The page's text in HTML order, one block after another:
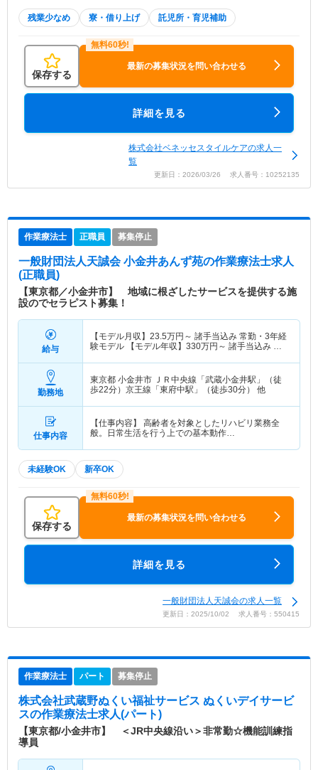
残業少なめ 寮・借り上げ 託児所・育児補助
保存する
最新の募集状況を問い合わせる
詳細を見る
株式会社ベネッセスタイルケアの求人一
覧
更新日：2026/03/26 求人番号：10252135
作業療法士 正職員 募集停止
一般財団法人天誠会 小金井あんず苑の作業療法士求人
(正職員)
【東京都／小金井市】 地域に根ざしたサービスを提供する施
設のでセラピスト募集！
給与
【モデル月収】 23.5万円～ 諸手当込み 常勤・3年経
験モデル 【モデル年収】 330万円～ 諸手当込み 常
勤務地
東京都 小金井市 ＪＲ中央線「武蔵小金井駅」（徒
歩22分）京王線「東府中駅」（徒歩30分） 他
仕事内容
【仕事内容】 高齢者を対象としたリハビリ業務全
般。日常生活を行う上での基本動作…
未経験OK 新卒OK
保存する
最新の募集状況を問い合わせる
詳細を見る
一般財団法人天誠会の求人一覧
更新日：2025/10/02 求人番号：550415
作業療法士 パート 募集停止
株式会社武蔵野ぬくい福祉サービス ぬくいデイサービ
スの作業療法士求人(パート)
【東京都/小金井市】 ＜JR中央線沿い＞非常勤☆機能訓練指
導員